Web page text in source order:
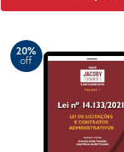
20%
off